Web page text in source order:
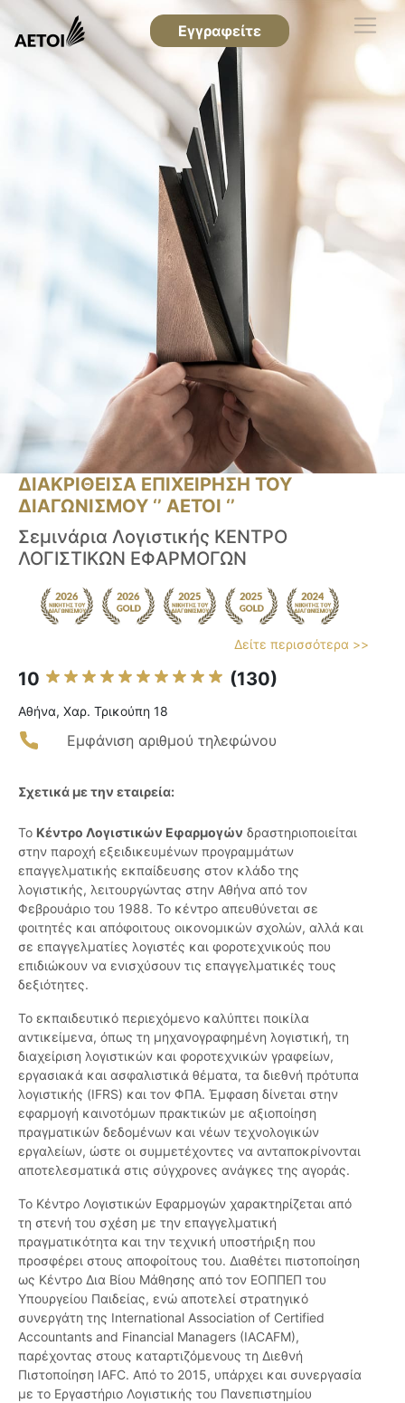
Εγγραφείτε
ΔΙΑΚΡΙΘΕΙΣΑ ΕΠΙΧΕΙΡΗΣΗ ΤΟΥ
ΔΙΑΓΩΝΙΣΜΟΥ ‘’ ΑΕΤΟΙ ‘’
Σεμινάρια Λογιστικής ΚΕΝΤΡΟ
ΛΟΓΙΣΤΙΚΩΝ ΕΦΑΡΜΟΓΩΝ
Δείτε περισσότερα >>
10 (130)
Αθήνα, Χαρ. Τρικούπη 18
Εμφάνιση αριθμού τηλεφώνου
Σχετικά με την εταιρεία:
Το Κέντρο Λογιστικών Εφαρμογών δραστηριοποιείται
στην παροχή εξειδικευμένων προγραμμάτων
επαγγελματικής εκπαίδευσης στον κλάδο της
λογιστικής, λειτουργώντας στην Αθήνα από τον
Φεβρουάριο του 1988. Το κέντρο απευθύνεται σε
φοιτητές και απόφοιτους οικονομικών σχολών, αλλά και
σε επαγγελματίες λογιστές και φοροτεχνικούς που
επιδιώκουν να ενισχύσουν τις επαγγελματικές τους
δεξιότητες.
Το εκπαιδευτικό περιεχόμενο καλύπτει ποικίλα
αντικείμενα, όπως τη μηχανογραφημένη λογιστική, τη
διαχείριση λογιστικών και φοροτεχνικών γραφείων,
εργασιακά και ασφαλιστικά θέματα, τα διεθνή πρότυπα
λογιστικής (IFRS) και τον ΦΠΑ. Έμφαση δίνεται στην
εφαρμογή καινοτόμων πρακτικών με αξιοποίηση
πραγματικών δεδομένων και νέων τεχνολογικών
εργαλείων, ώστε οι συμμετέχοντες να ανταποκρίνονται
αποτελεσματικά στις σύγχρονες ανάγκες της αγοράς.
Το Κέντρο Λογιστικών Εφαρμογών χαρακτηρίζεται από
τη στενή του σχέση με την επαγγελματική
πραγματικότητα και την τεχνική υποστήριξη που
προσφέρει στους αποφοίτους του. Διαθέτει πιστοποίηση
ως Κέντρο Δια Βίου Μάθησης από τον ΕΟΠΠΕΠ του
Υπουργείου Παιδείας, ενώ αποτελεί στρατηγικό
συνεργάτη της International Association of Certified
Accountants and Financial Managers (IACAFM),
παρέχοντας στους καταρτιζόμενους τη Διεθνή
Πιστοποίηση IAFC. Από το 2015, υπάρχει και συνεργασία
με το Εργαστήριο Λογιστικής του Πανεπιστημίου